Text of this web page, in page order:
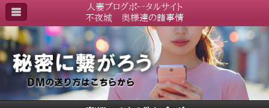
人妻ブログポータルサイト
不夜城 奥様達の諸事情